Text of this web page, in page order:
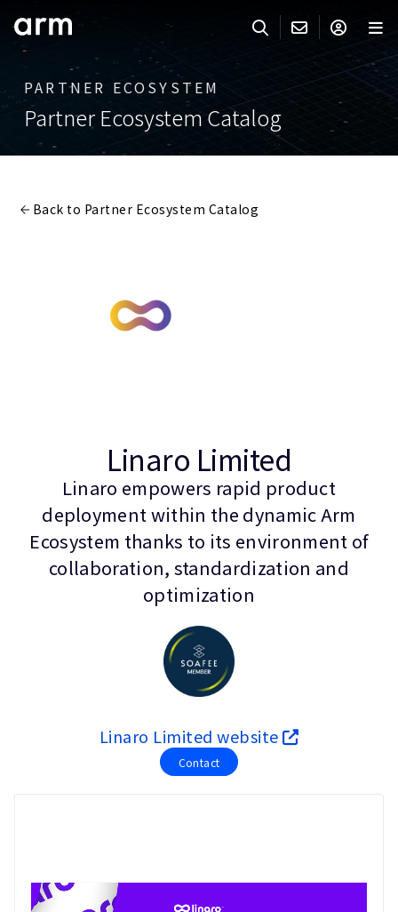
Skip to Footer
サーチ
ARMのお問い合わせ
サポート
IP サポート
販売
その他のお問い合わせ
Arm Integrity Helpline
ウェブサイト
IR関連
セキュリティ脆弱性の報告
グローバル本社
Tel: + 44(1223) 400 400 [main reception]
Fax: + 44(1223) 400 410
ARMアカウント
Armアカウント
ログイン
製品
分野
パートナー
PARTNER ECOSYSTEM
Partner Ecosystem Catalog
Back to Partner Ecosystem Catalog
Linaro Limited
Linaro empowers rapid product
deployment within the dynamic Arm
Ecosystem thanks to its environment of
collaboration, standardization and
optimization
Linaro Limited website
Contact